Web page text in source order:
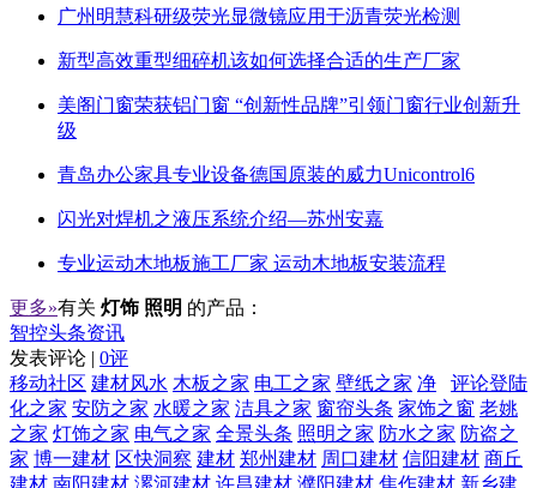
广州明慧科研级荧光显微镜应用于沥青荧光检测
新型高效重型细碎机该如何选择合适的生产厂家
美阁门窗荣获铝门窗 “创新性品牌”引领门窗行业创新升
级
青岛办公家具专业设备德国原装的威力Unicontrol6
闪光对焊机之液压系统介绍—苏州安嘉
专业运动木地板施工厂家 运动木地板安装流程
更多»有关 灯饰 照明 的产品：
智控头条资讯
发表评论 | 0评
评论登陆
移动社区 建材风水 木板之家 电工之家 壁纸之家 净
化之家 安防之家 水暖之家 洁具之家 窗帘头条 家饰之窗 老姚
之家 灯饰之家 电气之家 全景头条 照明之家 防水之家 防盗之
家 博一建材 区快洞察 建材 郑州建材 周口建材 信阳建材 商丘
建材 南阳建材 漯河建材 许昌建材 濮阳建材 焦作建材 新乡建